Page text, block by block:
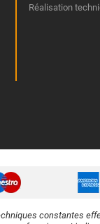
Réalisation
constantes